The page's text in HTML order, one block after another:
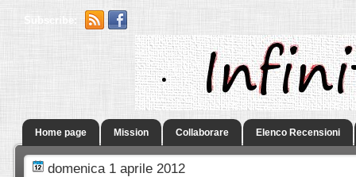
Subscribe:
.
Home page Mission Collaborare Elenco Recensioni
domenica 1 aprile 2012